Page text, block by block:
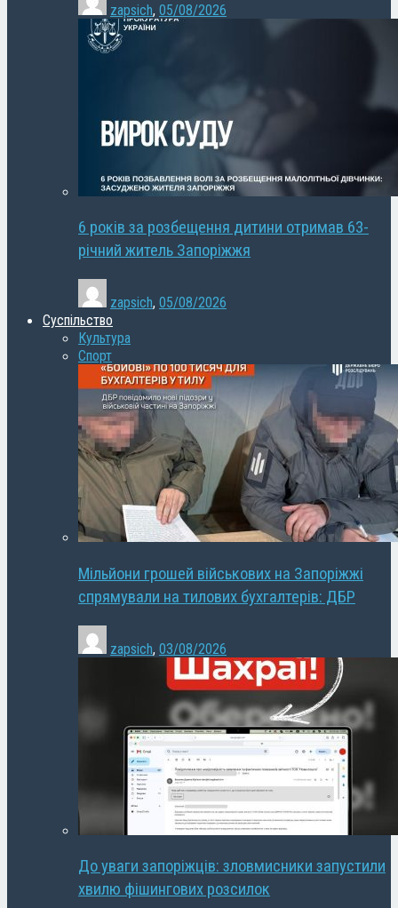
zapsich, 05/08/2026
6 років за розбещення дитини отримав 63-
річний житель Запоріжжя
zapsich, 05/08/2026
Суспільство
Культура
Спорт
Мільйони грошей військових на Запоріжжі
спрямували на тилових бухгалтерів: ДБР
zapsich, 03/08/2026
До уваги запоріжців: зловмисники запустили
хвилю фішингових розсилок